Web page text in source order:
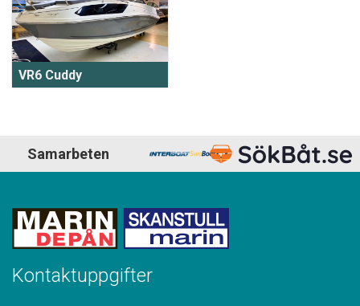
VR6 Cuddy
Samarbeten
Kontaktuppgifter